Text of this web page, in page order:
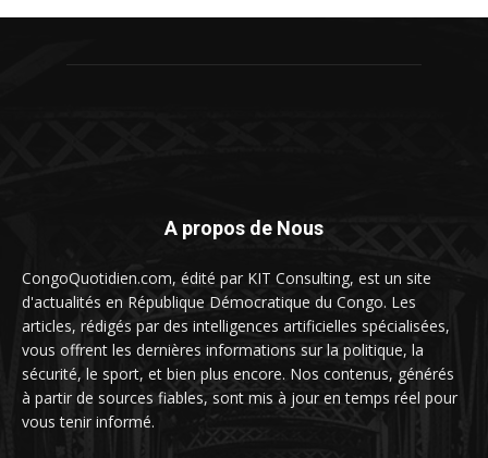
A propos de Nous
CongoQuotidien.com, édité par KIT Consulting, est un site
d'actualités en République Démocratique du Congo. Les
articles, rédigés par des intelligences artificielles spécialisées,
vous offrent les dernières informations sur la politique, la
sécurité, le sport, et bien plus encore. Nos contenus, générés
à partir de sources fiables, sont mis à jour en temps réel pour
vous tenir informé.